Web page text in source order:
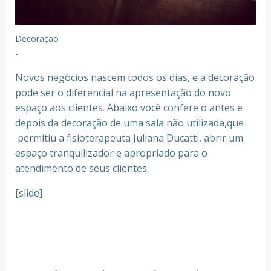
Decoração
-
Novos negócios nascem todos os dias, e a decoração
pode ser o diferencial na apresentação do novo
espaço aos clientes. Abaixo você confere o antes e
depois da decoração de uma sala não utilizada,que
permitiu a fisioterapeuta Juliana Ducatti, abrir um
espaço tranquilizador e apropriado para o
atendimento de seus clientes.
[slide]